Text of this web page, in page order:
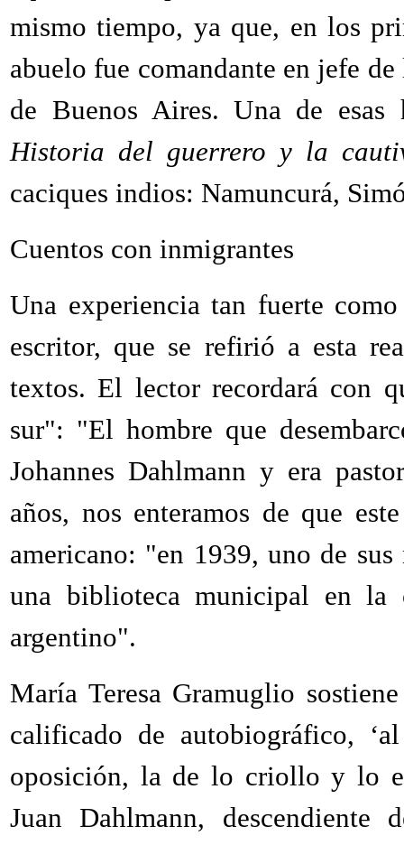
mismo tiempo, ya que, en los
abuelo fue comandante en jefe
de Buenos Aires. Una de
Historia del guerrero y la
caciques indios: Namuncurá,
Cuentos con inmigrantes
Una experiencia tan fuerte
escritor, que se refirió a esta
textos. El lector recordará con
sur": "El hombre que
Johannes Dahlmann y era
años, nos enteramos de que
americano: "en 1939, uno de
una biblioteca municipal en la
argentino".
María Teresa Gramuglio
calificado de autobiográfico,
oposición, la de lo criollo y lo
Juan Dahlmann,